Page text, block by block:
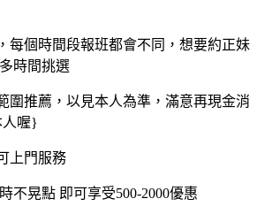
每個時間段報班都會不同，想要約正妹
時間挑選
圍推薦，以見本人為準，滿意再現金消
人喔}
上門服務
不晃點 即可享受500-2000優惠